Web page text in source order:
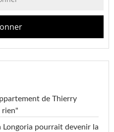
de Thierry
rien"
Longoria pourrait devenir la